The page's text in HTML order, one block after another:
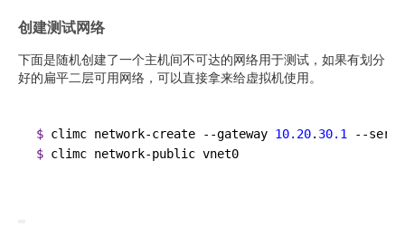
创建测试网络
下面是随机创建了一个主机间不可达的网络用于测试，如果有划分
好的扁平二层可用网络，可以直接拿来给虚拟机使用。
$ climc network-create --gateway 10.20. 30.1
--
$